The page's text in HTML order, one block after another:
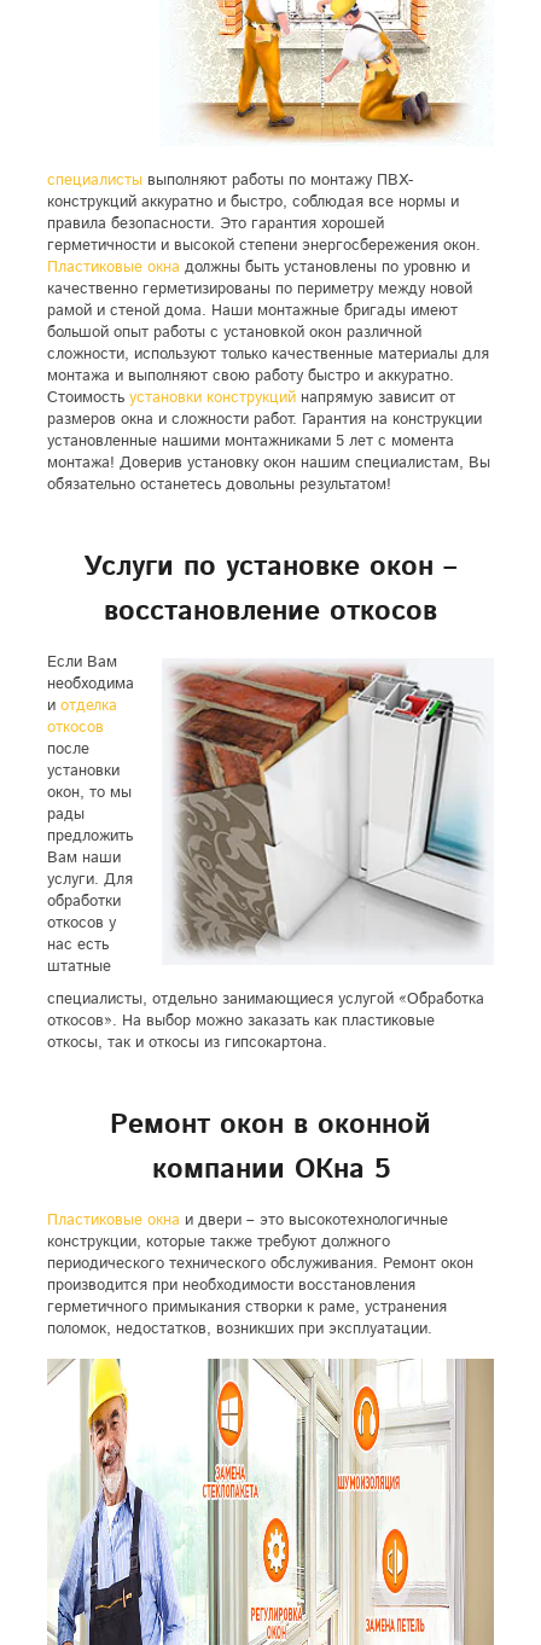
специалисты выполняют работы по монтажу ПВХ-
конструкций аккуратно и быстро, соблюдая все нормы и
правила безопасности. Это гарантия хорошей
герметичности и высокой степени энергосбережения окон.
Пластиковые окна должны быть установлены по уровню и
качественно герметизированы по периметру между новой
рамой и стеной дома. Наши монтажные бригады имеют
большой опыт работы с установкой окон различной
сложности, используют только качественные материалы для
монтажа и выполняют свою работу быстро и аккуратно.
Стоимость установки конструкций напрямую зависит от
размеров окна и сложности работ. Гарантия на конструкции
установленные нашими монтажниками 5 лет с момента
монтажа! Доверив установку окон нашим специалистам, Вы
обязательно останетесь довольны результатом!
Услуги по установке окон –
восстановление откосов
Если Вам
необходима
и отделка
откосов
после
установки
окон, то мы
рады
предложить
Вам наши
услуги. Для
обработки
откосов у
нас есть
штатные
специалисты, отдельно занимающиеся услугой «Обработка
откосов». На выбор можно заказать как пластиковые
откосы, так и откосы из гипсокартона.
Ремонт окон в оконной
компании ОКна 5
Пластиковые окна и двери – это высокотехнологичные
конструкции, которые также требуют должного
периодического технического обслуживания. Ремонт окон
производится при необходимости восстановления
герметичного примыкания створки к раме, устранения
поломок, недостатков, возникших при эксплуатации.